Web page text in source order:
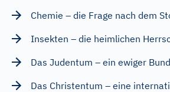
Chemie – die Frage nach dem
Insekten – die heimlichen
Das Judentum – ein ewiger
Das Christentum – eine